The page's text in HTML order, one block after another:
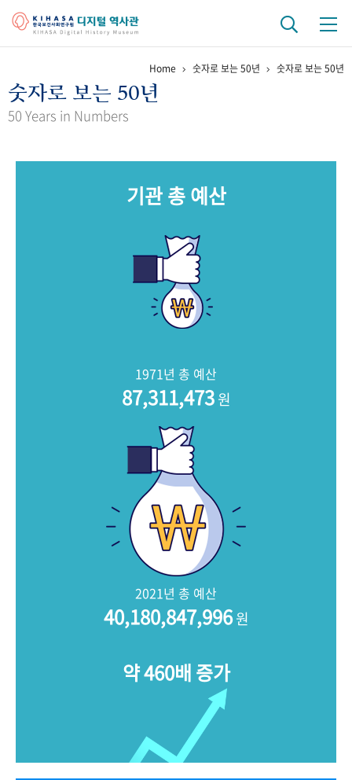
걸어온 길 기관 변천사 역대 기관장
키워드로 보는 연구 역사
문서 기록물 행정박물
Home 숫자로 보는 50년 숫자로 보는 50년
숫자로 보는 50년
50 Years in Numbers
기관 총 예산
1971년 총 예산
87,311,473원
2021년 총 예산
40,180,847,996원
약 460배 증가